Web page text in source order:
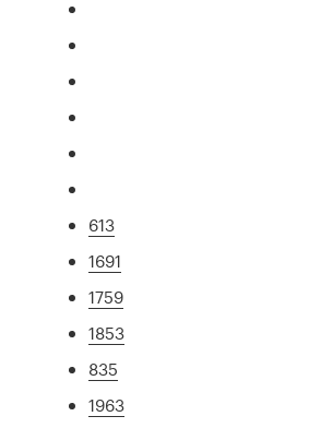
613
1691
1759
1853
835
1963